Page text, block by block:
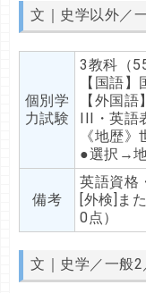
文｜史学以外／
個別学
力試験
3教科（
【国語
【外国
III・英語
《地歴
●選択→
備考
英語資格
[外検]ま
0点）
文｜史学／一般2